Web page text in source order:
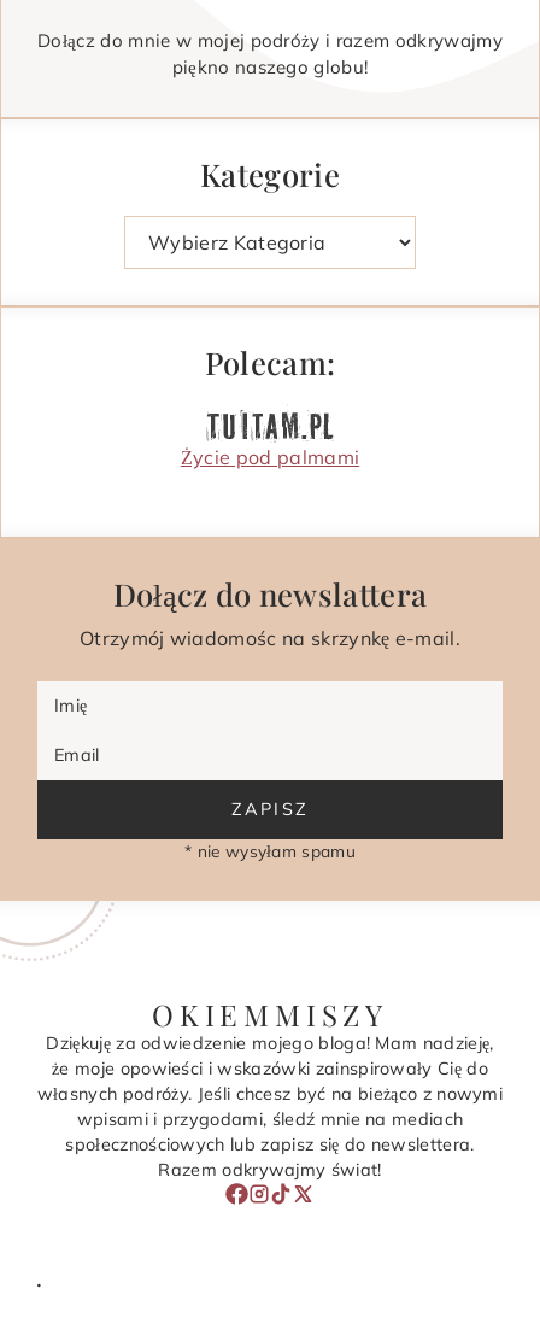
Dołącz do mnie w mojej podróży i razem odkrywajmy
piękno naszego globu!
Kategorie
Polecam:
Życie pod palmami
Dołącz do newslattera
Otrzymój wiadomośc na skrzynkę e-mail.
Imię
Email
ZAPISZ
* nie wysyłam spamu
OKIEMMISZY
Dziękuję za odwiedzenie mojego bloga! Mam nadzieję,
że moje opowieści i wskazówki zainspirowały Cię do
własnych podróży. Jeśli chcesz być na bieżąco z nowymi
wpisami i przygodami, śledź mnie na mediach
społecznościowych lub zapisz się do newslettera.
Razem odkrywajmy świat!
.